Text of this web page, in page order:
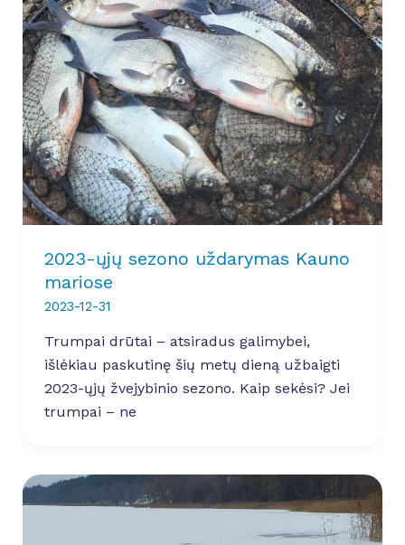
2023-ųjų sezono uždarymas Kauno
mariose
2023-12-31
Trumpai drūtai – atsiradus galimybei,
išlėkiau paskutinę šių metų dieną užbaigti
2023-ųjų žvejybinio sezono. Kaip sekėsi? Jei
trumpai – ne